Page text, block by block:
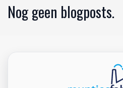
Nog geen blogposts.